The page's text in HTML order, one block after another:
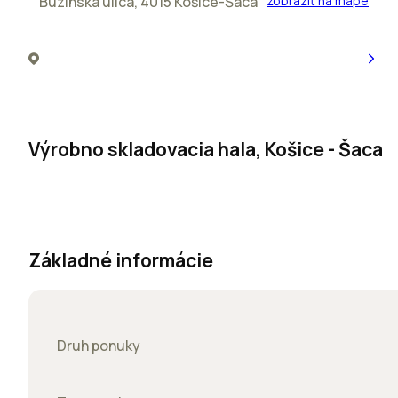
Výrobno skladovacia hala, Košice - Šaca
Základné informácie
Druh ponuky